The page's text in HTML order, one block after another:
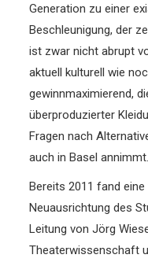
Generation zu einer
Beschleunigung, der
ist zwar nicht abrupt
aktuell kulturell wie
gewinnmaximierend,
überproduzierter
Fragen nach
auch in Basel annimmt.
Bereits 2011 fand
Neuausrichtung des
Leitung von Jörg
Theaterwissenschaft